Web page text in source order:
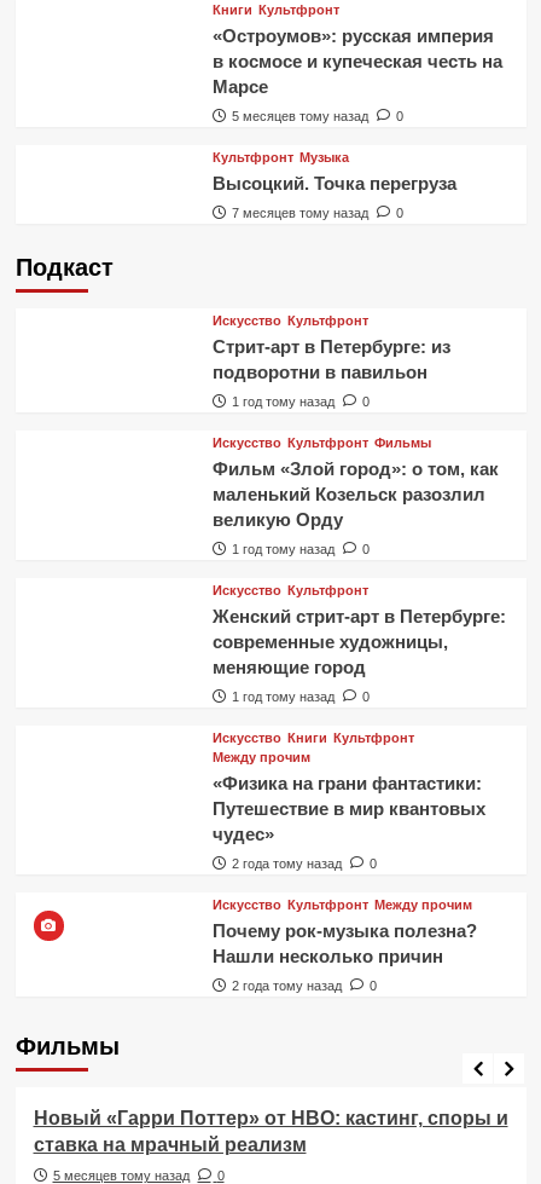
Книги Культфронт
«Остроумов»: русская империя
в космосе и купеческая честь на
Марсе
5 месяцев тому назад 0
Культфронт Музыка
Высоцкий. Точка перегруза
7 месяцев тому назад 0
Подкаст
Искусство Культфронт
Стрит-арт в Петербурге: из
подворотни в павильон
1 год тому назад 0
Искусство Культфронт Фильмы
Фильм «Злой город»: о том, как
маленький Козельск разозлил
великую Орду
1 год тому назад 0
Искусство Культфронт
Женский стрит-арт в Петербурге:
современные художницы,
меняющие город
1 год тому назад 0
Искусство Книги Культфронт
Между прочим
«Физика на грани фантастики:
Путешествие в мир квантовых
чудес»
2 года тому назад 0
Искусство Культфронт Между прочим
Почему рок-музыка полезна?
Нашли несколько причин
2 года тому назад 0
Фильмы
Фильмы
Новый «Гарри Поттер» от HBO: кастинг, споры и
ставка на мрачный реализм
5 месяцев тому назад 0